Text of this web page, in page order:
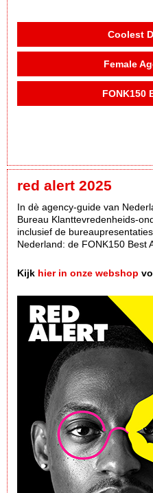
Coolest
Female
FONK150
red alert 2025
In dè agency-guide van
Bureau Klanttevredenheids-
inclusief de
Nederland: de FONK150 Best
Kijk hier in onze webshop